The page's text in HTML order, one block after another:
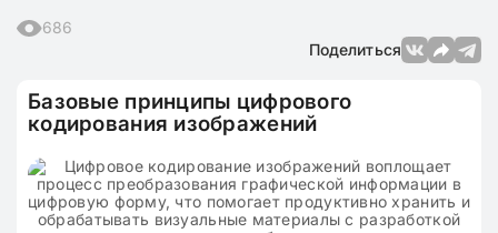
686
Поделиться
Базовые принципы цифрового
кодирования изображений